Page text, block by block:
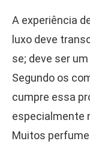
A experiência
luxo deve
se; deve ser
Segundo os
cumpre essa
especialmente
Muitos